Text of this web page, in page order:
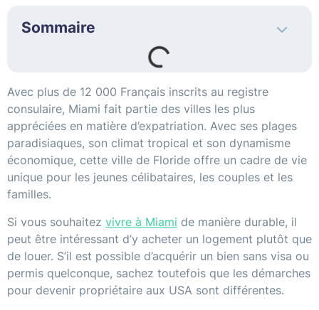
Sommaire
Avec plus de 12 000 Français inscrits au registre
consulaire, Miami fait partie des villes les plus
appréciées en matière d’expatriation. Avec ses plages
paradisiaques, son climat tropical et son dynamisme
économique, cette ville de Floride offre un cadre de vie
unique pour les jeunes célibataires, les couples et les
familles.
Si vous souhaitez vivre à Miami de manière durable, il
peut être intéressant d’y acheter un logement plutôt que
de louer. S’il est possible d’acquérir un bien sans visa ou
permis quelconque, sachez toutefois que les démarches
pour devenir propriétaire aux USA sont différentes.